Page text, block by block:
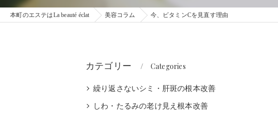
本町のエステはLa beauté éclat 美容コラム 今、ビタミンCを見直す理由
カテゴリー Categories
繰り返さないシミ・肝斑の根本改善
しわ・たるみの老け見え根本改善